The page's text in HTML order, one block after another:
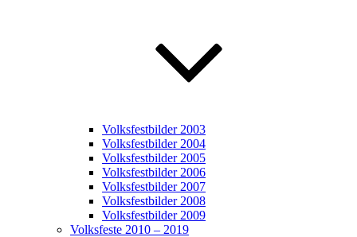
Volksfestbilder 2003
Volksfestbilder 2004
Volksfestbilder 2005
Volksfestbilder 2006
Volksfestbilder 2007
Volksfestbilder 2008
Volksfestbilder 2009
Volksfeste 2010 – 2019